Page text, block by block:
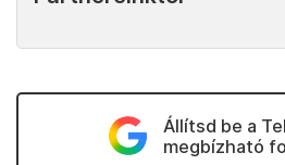
Állítsd be a
megbízható